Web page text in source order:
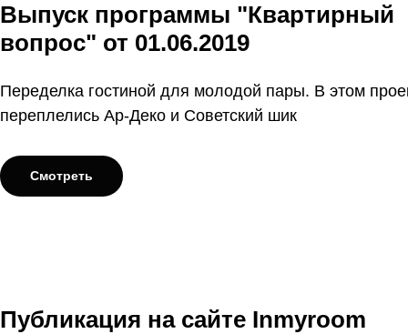
Выпуск программы "Квартирный
вопрос" от 01.06.2019
Переделка гостиной для молодой пары. В этом
переплелись Ар-Деко и Советский шик
Смотреть
Публикация на сайте Inmyroom